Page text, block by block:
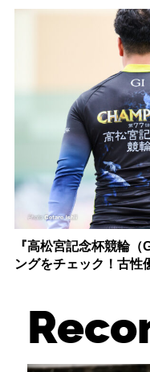
『高松宮記念杯競輪
ングをチェック！古性